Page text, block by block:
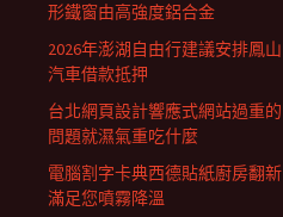
形鐵窗由高強度鋁合金
2026年澎湖自由行建議安排鳳山
汽車借款抵押
台北網頁設計響應式網站過重的
問題就濕氣重吃什麼
電腦割字卡典西德貼紙廚房翻新
滿足您噴霧降溫